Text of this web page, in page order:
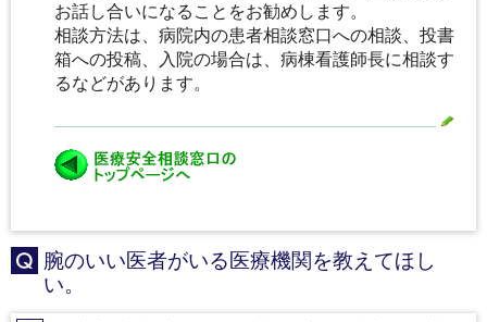
お話し合いになることをお勧めします。
相談方法は、病院内の患者相談窓口への相談、投書
箱への投稿、入院の場合は、病棟看護師長に相談す
るなどがあります。
Q
腕のいい医者がいる医療機関を教えてほし
い。